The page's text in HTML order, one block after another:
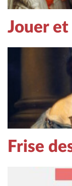
Jouer
Frise